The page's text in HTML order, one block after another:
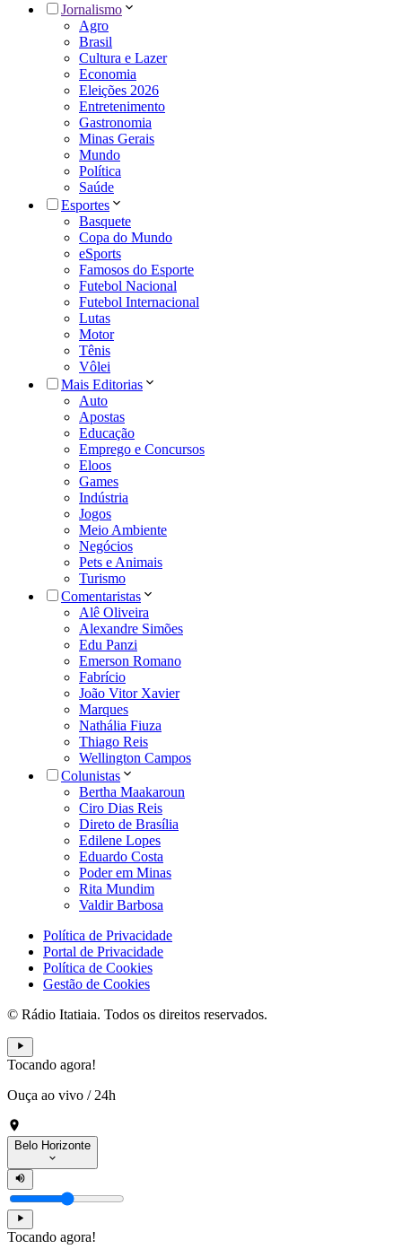
Jornalismo
Agro
Brasil
Cultura e Lazer
Economia
Eleições 2026
Entretenimento
Gastronomia
Minas Gerais
Mundo
Política
Saúde
Esportes
Basquete
Copa do Mundo
eSports
Famosos do Esporte
Futebol Nacional
Futebol Internacional
Lutas
Motor
Tênis
Vôlei
Mais Editorias
Auto
Apostas
Educação
Emprego e Concursos
Eloos
Games
Indústria
Jogos
Meio Ambiente
Negócios
Pets e Animais
Turismo
Comentaristas
Alê Oliveira
Alexandre Simões
Edu Panzi
Emerson Romano
Fabrício
João Vitor Xavier
Marques
Nathália Fiuza
Thiago Reis
Wellington Campos
Colunistas
Bertha Maakaroun
Ciro Dias Reis
Direto de Brasília
Edilene Lopes
Eduardo Costa
Poder em Minas
Rita Mundim
Valdir Barbosa
Política de Privacidade
Portal de Privacidade
Política de Cookies
Gestão de Cookies
© Rádio Itatiaia. Todos os direitos reservados.
Tocando agora!
Ouça ao vivo / 24h
Belo Horizonte
Tocando agora!